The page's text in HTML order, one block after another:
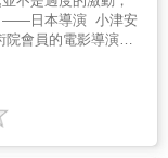
的力量」。1954年
的影評彙整〈日本
影評人的接納與欣
同一本雜誌發表日
吉拉》被排到第二
《哥吉拉》。1933
金剛》。這部片改
定整個職涯都要奉
，「我弄了一份拷
我們說，『我們嚴
田浩司回憶說。
但是]我們一旦開始拍
己，並成為自
民第二代，從小
創作，展現出高超
民子女特有的文化
加大電影學院畢
角，甚至被史蒂
獨特的聲音，值得
導演、編劇、製作人
各地的影展，我不
真切捕捉到了台灣
子女孩》，講述了
女性的故事。「左
——日本導演 小津安
院會員的電影導演創
、侯孝賢等國際名
小津安二郎 最全面
迷必收經典！｜◎珍